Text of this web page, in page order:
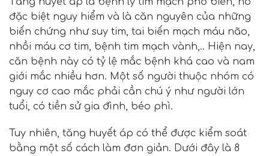
đặc biệt nguy hiểm và là căn nguyên của những
biến chứng như suy tim, tai biến mạch máu não,
nhồi máu cơ tim, bệnh tim mạch vành,.. Hiện nay,
căn bệnh này có tỷ lệ mắc bệnh khá cao và nam
giới mắc nhiều hơn. Một số người thuộc nhóm có
nguy cơ cao mắc phải cần chú ý như người lớn
tuổi, có tiền sử gia đình, béo phì.
Tuy nhiên, tăng huyết áp có thể được kiểm soát
bằng một số cách làm đơn giản. Dưới đây là 8